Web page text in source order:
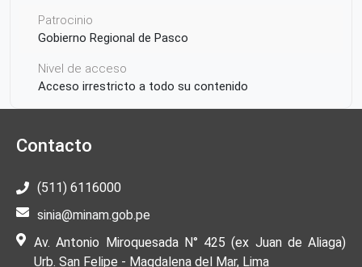
Patrocinio
Gobierno Regional de Pasco
Nivel de acceso
Acceso irrestricto a todo su contenido
Gobierno Regional de Pasco
Ámbito Territorial
Perú
Pasco Oxapampa Puerto Bermudez
Contacto
(511) 6116000
sinia@minam.gob.pe
Av. Antonio Miroquesada N° 425 (ex Juan de Aliaga)
Urb. San Felipe - Magdalena del Mar, Lima